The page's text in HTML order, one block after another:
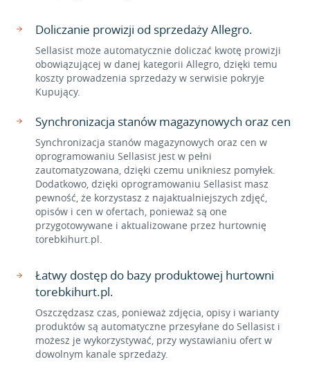
Doliczanie prowizji od sprzedaży Allegro.
Sellasist może automatycznie doliczać kwotę prowizji
obowiązującej w danej kategorii Allegro, dzięki temu
koszty prowadzenia sprzedaży w serwisie pokryje
Kupujący.
Synchronizacja stanów magazynowych oraz cen
Synchronizacja stanów magazynowych oraz cen w
oprogramowaniu Sellasist jest w pełni
zautomatyzowana, dzięki czemu unikniesz pomyłek.
Dodatkowo, dzięki oprogramowaniu Sellasist masz
pewność, że korzystasz z najaktualniejszych zdjęć,
opisów i cen w ofertach, ponieważ są one
przygotowywane i aktualizowane przez hurtownię
torebkihurt.pl.
Łatwy dostęp do bazy produktowej hurtowni
torebkihurt.pl.
Oszczędzasz czas, ponieważ zdjęcia, opisy i warianty
produktów są automatyczne przesyłane do Sellasist i
możesz je wykorzystywać, przy wystawianiu ofert w
dowolnym kanale sprzedaży.